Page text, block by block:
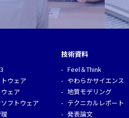
ウェア
ェア
フトウェア
技術資料
Feel＆Think
やわらかサイエンス
地質モデリング
テクニカルレポート
発表論文